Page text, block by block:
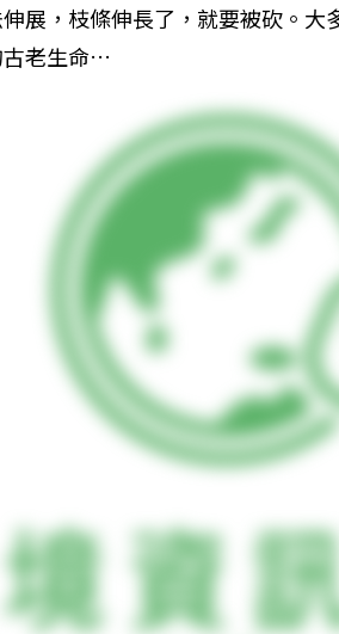
展，枝條伸長了，就要被砍。大
古老生命…